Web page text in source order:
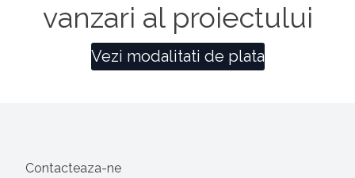
vanzari al proiectului
Vezi modalitati de plata
Contacteaza-ne